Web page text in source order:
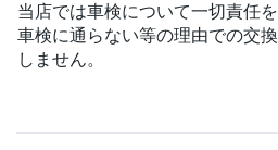
当店では車検について一切責任
車検に通らない等の理由での交
しません。